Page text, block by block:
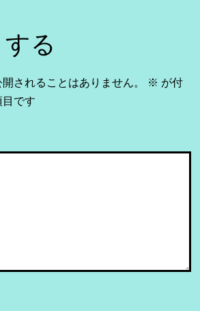
る
されることはありません。 ※ が付
です